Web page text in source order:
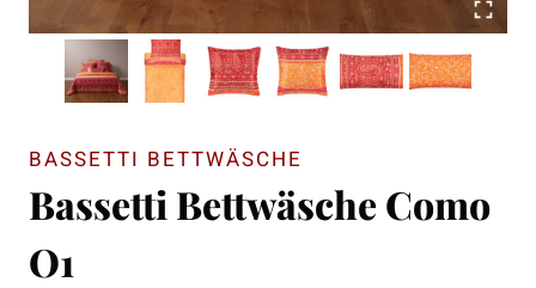
BASSETTI BETTWÄSCHE
Bassetti Bettwäsche Como
O1